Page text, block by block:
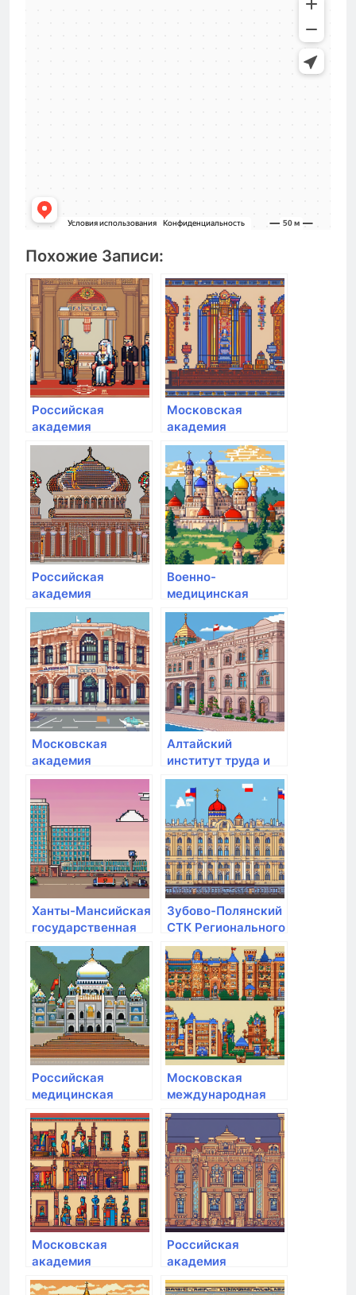
Похожие Записи:
Российская
академия
предпринимательства
Московская
академия
предпринимательства
Российская
академия
народного
хозяйства и
государственной
службы при
Президенте РФ
Военно-
медицинская
академия им. С.М.
Кирова
Московская
академия
фигурного катания
Алтайский
институт труда и
права
Ханты-Мансийская
государственная
медицинская
академия
Зубово-Полянский
СТК Регионального
Отделения
ДОСААФ России
РМ
Российская
медицинская
академия
непрерывного
профессионального
образования
Московская
международная
академия
Московская
академия
предпринимательства
Российская
академия
народного